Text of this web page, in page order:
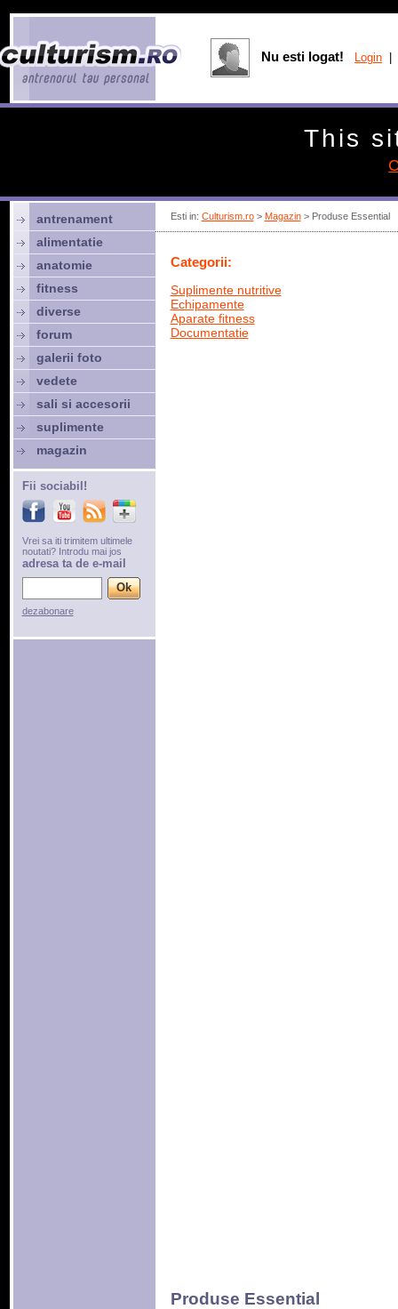
Esti in: Culturism.ro> Magazin> Produse Essential
Categorii:
Suplimente nutritive
Echipamente
Aparate fitness
Documentatie
Produse Essential
antrenament
alimentatie
anatomie
fitness
diverse
forum
galerii foto
vedete
sali si accesorii
suplimente
magazin
Fii sociabil!
Vrei sa iti trimitem ultimele
noutati? Introdu mai jos
adresa ta de e-mail
dezabonare
Nu esti logat! Login
This